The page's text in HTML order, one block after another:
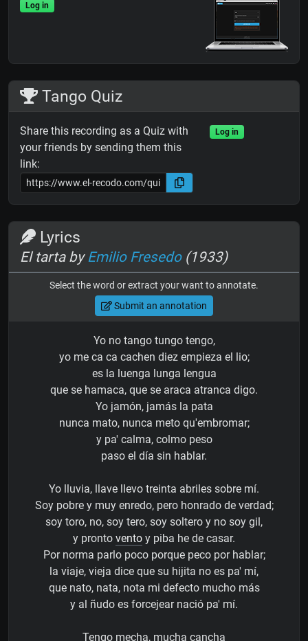
Log in
Tango Quiz
Share this recording as a Quiz with
your friends by sending them this
link:
Log in
Lyrics
El tarta byEmilio Fresedo(1933)
Select the word or extract your want to annotate.
Submit an annotation
Yo no tango tungo tengo,
yo me ca ca cachen diez empieza el lio;
es la luenga lunga lengua
que se hamaca, que se araca atranca digo.
Yo jamón, jamás la pata
nunca mato, nunca meto qu'embromar;
y pa' calma, colmo peso
paso el día sin hablar.
Yo lluvia, llave llevo treinta abriles sobre mí.
Soy pobre y muy enredo, pero honrado de verdad;
soy toro, no, soy tero, soy soltero y no soy gil,
y pronto vento y piba he de casar.
Por norma parlo poco porque peco por hablar;
la viaje, vieja dice que su hijita no es pa' mí,
que nato, nata, nota mi defecto mucho más
y al ñudo es forcejear nació pa' mí.
Tengo mecha, mucha cancha